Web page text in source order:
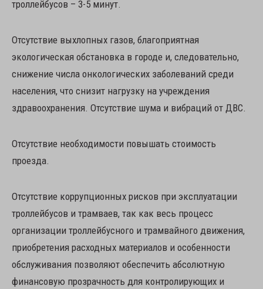
троллейбусов – 3-5 минут.
Отсутствие выхлопных газов, благоприятная
экологическая обстановка в городе и, следовательно,
снижение числа онкологических заболеваний среди
населения, что снизит нагрузку на учреждения
здравоохранения. Отсутствие шума и вибраций от ДВС.
Отсутствие необходимости повышать стоимость
проезда.
Отсутствие коррупционных рисков при эксплуатации
троллейбусов и трамваев, так как весь процесс
организации троллейбусного и трамвайного движения,
приобретения расходных материалов и особенности
обслуживания позволяют обеспечить абсолютную
финансовую прозрачность для контролирующих и